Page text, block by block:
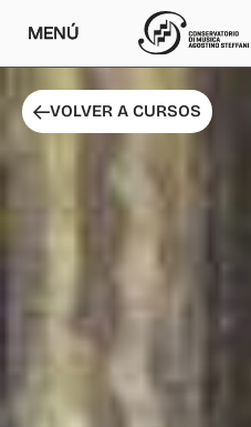
MENÚ
VOLVER A CURSOS